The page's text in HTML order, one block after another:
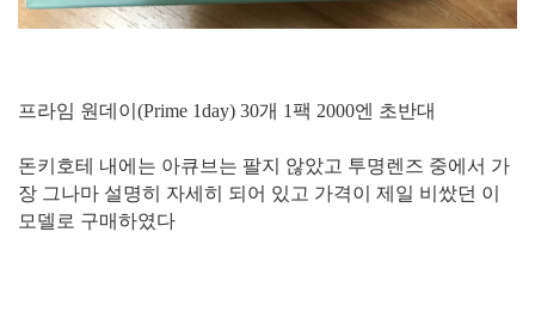
프라임 원데이(Prime 1day) 30개 1팩 2000엔 초반대
돈키호테 내에는 아큐브는 팔지 않았고 투명렌즈 중에서 가
장 그나마 설명히 자세히 되어 있고 가격이 제일 비쌌던 이
모델로 구매하였다